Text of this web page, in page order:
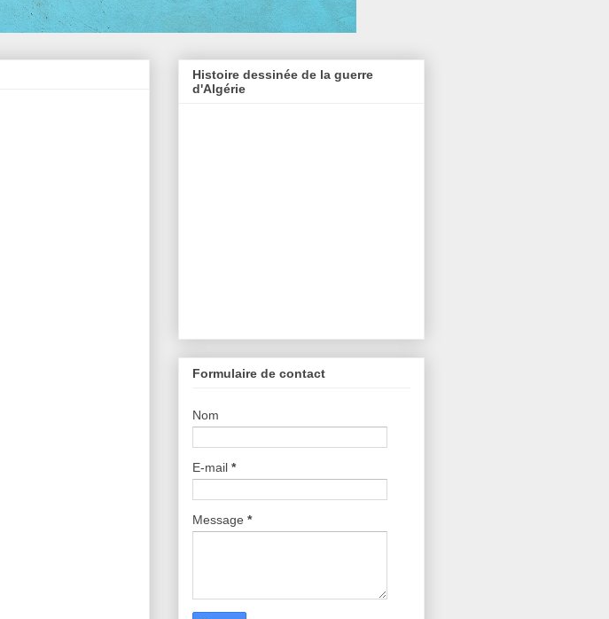
Histoire dessinée de la guerre
d'Algérie
Formulaire de contact
Nom
E-mail *
Message *